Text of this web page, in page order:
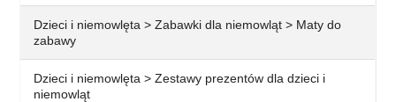
Dzieci i niemowlęta > Zabawki dla niemowląt > Maty do
zabawy
Dzieci i niemowlęta > Zestawy prezentów dla dzieci i
niemowląt